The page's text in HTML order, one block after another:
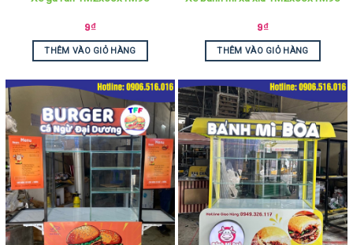
9₫
THÊM VÀO GIỎ HÀNG
9₫
THÊM VÀO GIỎ HÀNG